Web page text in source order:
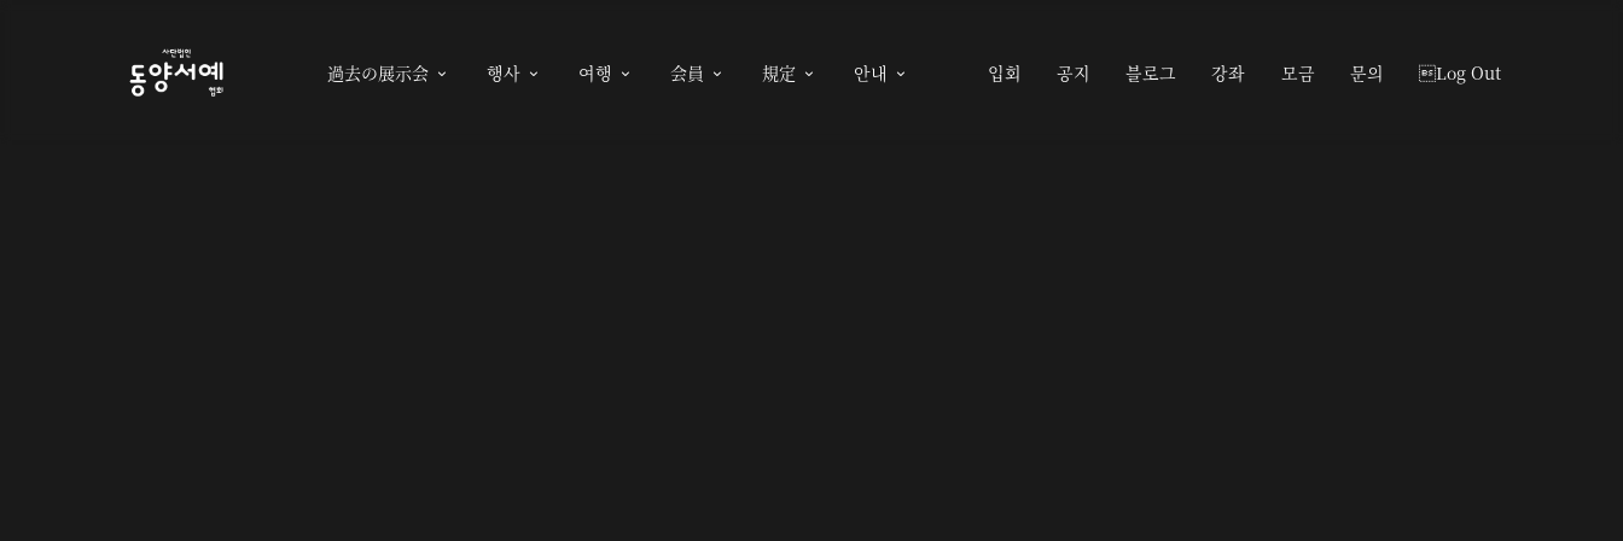
過去の展示会  행사  여행  会員  規定  안내  입회 공지 블로그 강좌 모금 문의 Log Out